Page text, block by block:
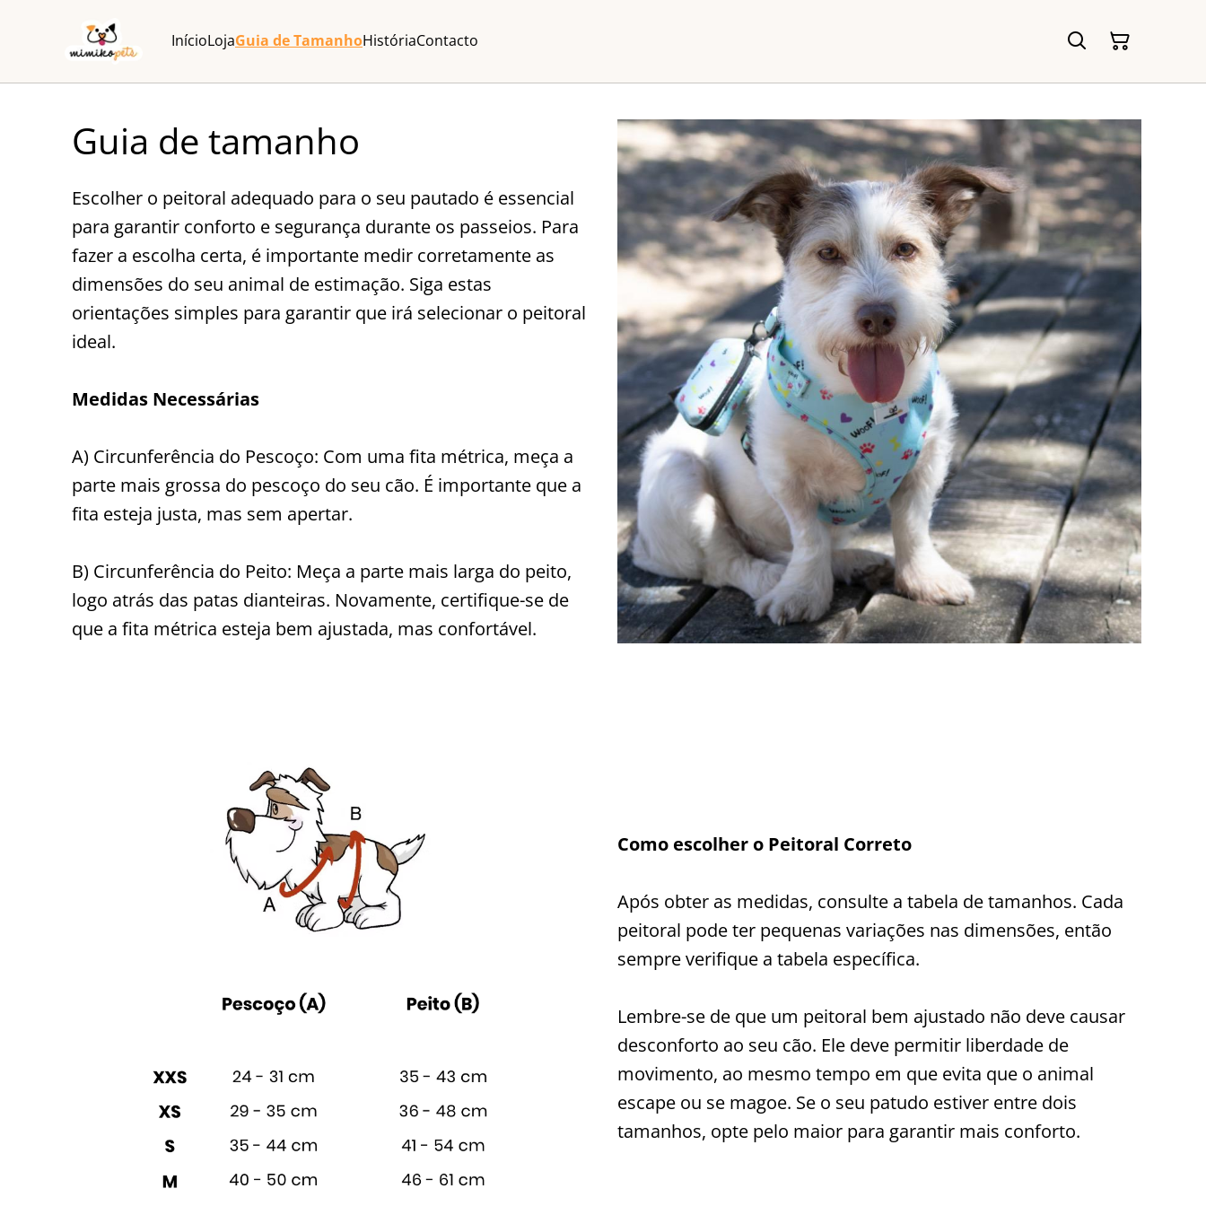
InícioLojaGuia de TamanhoHistóriaContacto
Guia de tamanho
Escolher o peitoral adequado para o seu pautado é essencial
para garantir conforto e segurança durante os passeios. Para
fazer a escolha certa, é importante medir corretamente as
dimensões do seu animal de estimação. Siga estas
orientações simples para garantir que irá selecionar o peitoral
ideal.
Medidas Necessárias
A) Circunferência do Pescoço: Com uma fita métrica, meça a
parte mais grossa do pescoço do seu cão. É importante que a
fita esteja justa, mas sem apertar.
B) Circunferência do Peito: Meça a parte mais larga do peito,
logo atrás das patas dianteiras. Novamente, certifique-se de
que a fita métrica esteja bem ajustada, mas confortável.
Como escolher o Peitoral Correto
Após obter as medidas, consulte a tabela de tamanhos. Cada
peitoral pode ter pequenas variações nas dimensões, então
sempre verifique a tabela específica.
Lembre-se de que um peitoral bem ajustado não deve causar
desconforto ao seu cão. Ele deve permitir liberdade de
movimento, ao mesmo tempo em que evita que o animal
escape ou se magoe. Se o seu patudo estiver entre dois
tamanhos, opte pelo maior para garantir mais conforto.